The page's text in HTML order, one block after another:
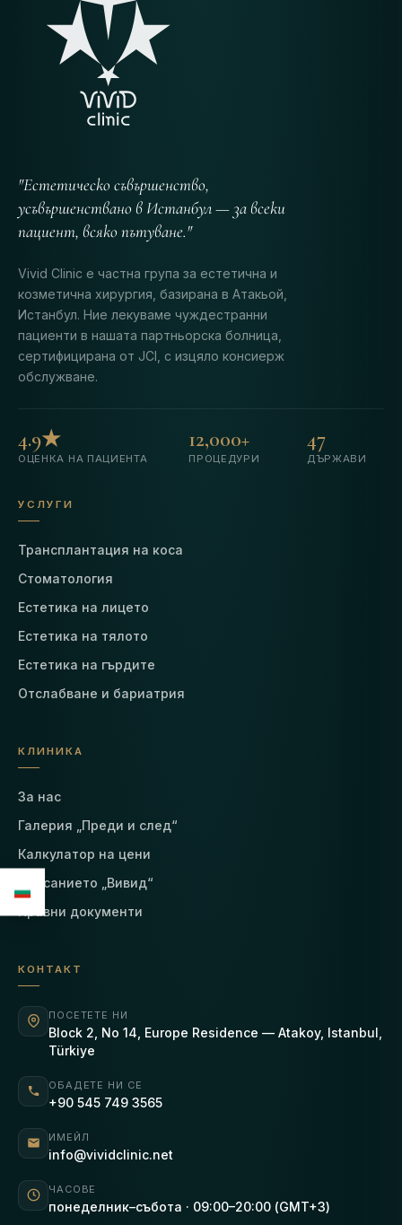
"Естетическо съвършенство,
усъвършенствано в Истанбул — за всеки
пациент, всяко пътуване."
Vivid Clinic е частна група за естетична и
козметична хирургия, базирана в Атакьой,
Истанбул. Ние лекуваме чуждестранни
пациенти в нашата партньорска болница,
сертифицирана от JCI, с изцяло консиерж
обслужване.
4.9★
ОЦЕНКА НА ПАЦИЕНТА
12,000+
ПРОЦЕДУРИ
47
ДЪРЖАВИ
УСЛУГИ
Трансплантация на коса
Стоматология
Естетика на лицето
Естетика на тялото
Естетика на гърдите
Отслабване и бариатрия
КЛИНИКА
За нас
Галерия „Преди и след“
Калкулатор на цени
Списанието „Вивид“
Правни документи
КОНТАКТ
ПОСЕТЕТЕ НИ
Block 2, No 14, Europe Residence — Atakoy, Istanbul,
Türkiye
ОБАДЕТЕ НИ СЕ
+90 545 749 3565
ИМЕЙЛ
info@vividclinic.net
ЧАСОВЕ
понеделник–събота · 09:00–20:00 (GMT+3)